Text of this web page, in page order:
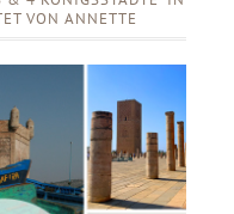
VON ANNETTE